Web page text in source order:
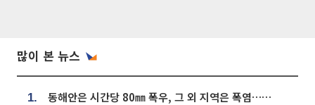
많이 본 뉴스
1. 동해안은 시간당 80㎜ 폭우, 그 외 지역은 폭염…‘극과 극 날씨’